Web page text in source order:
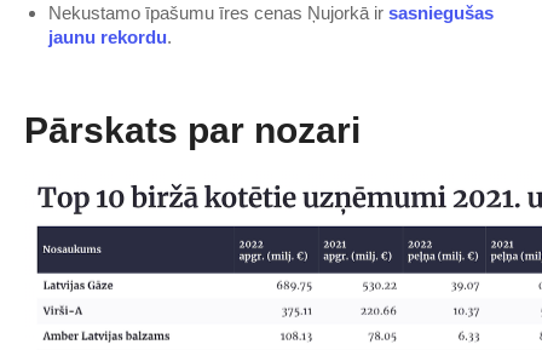
Nekustamo īpašumu īres cenas Ņujorkā ir ​sasniegušas
jaunu rekordu​.
Pārskats par nozari